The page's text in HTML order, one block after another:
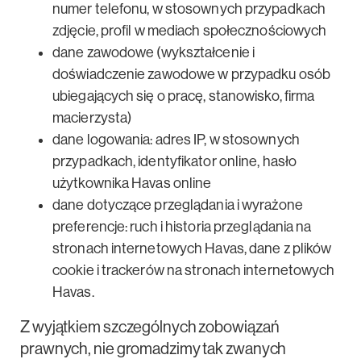
numer telefonu, w stosownych przypadkach
zdjęcie, profil w mediach społecznościowych
dane zawodowe (wykształcenie i
doświadczenie zawodowe w przypadku osób
ubiegających się o pracę, stanowisko, firma
macierzysta)
dane logowania: adres IP, w stosownych
przypadkach, identyfikator online, hasło
użytkownika Havas online
dane dotyczące przeglądania i wyrażone
preferencje: ruch i historia przeglądania na
stronach internetowych Havas, dane z plików
cookie i trackerów na stronach internetowych
Havas.
Z wyjątkiem szczególnych zobowiązań
prawnych, nie gromadzimy tak zwanych